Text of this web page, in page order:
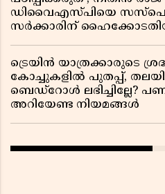
ഡിവൈഎസ്പിയെ
സർക്കാരിന്
ട്രെയിൻ യാത്രക്കാരുടെ
കോച്ചുകളിൽ പുതപ്പ്,
ബെഡ്റോൾ ലഭിച്ചില്ലേ?
അറിയേണ്ട നിയമങ്ങൾ